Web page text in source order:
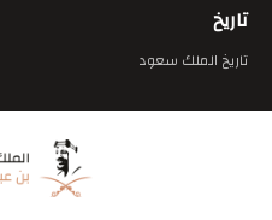
تاريخ
تاريخ الملك سعود